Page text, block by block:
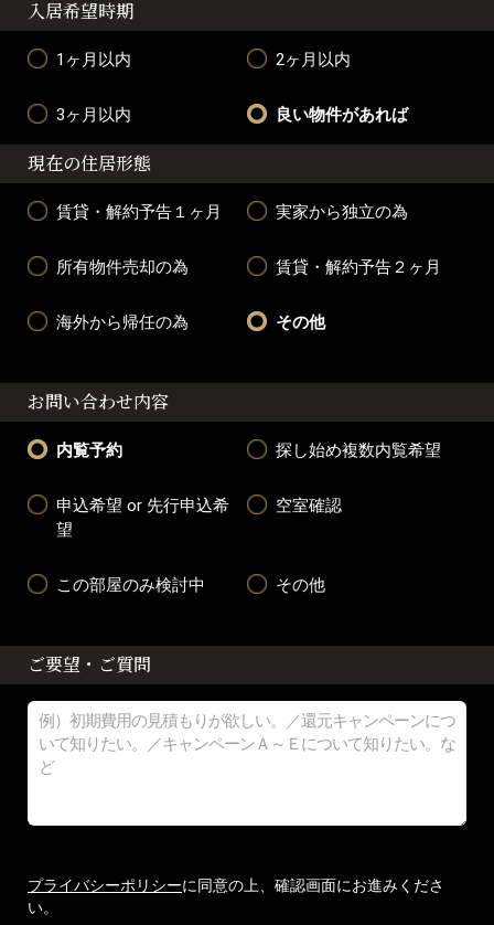
入居希望時期
1ヶ月以内 2ヶ月以内
3ヶ月以内 良い物件があれば
現在の住居形態
賃貸・解約予告１ヶ月 実家から独立の為
所有物件売却の為 賃貸・解約予告２ヶ月
海外から帰任の為 その他
お問い合わせ内容
内覧予約 探し始め複数内覧希望
申込希望 or 先行申込希
望
空室確認
この部屋のみ検討中 その他
ご要望・ご質問
プライバシーポリシーに同意の上、確認画面にお進みくださ
い。